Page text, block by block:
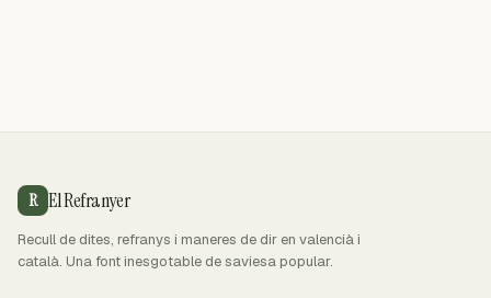
R El Refranyer
Recull de dites, refranys i maneres de dir en valencià i
català. Una font inesgotable de saviesa popular.